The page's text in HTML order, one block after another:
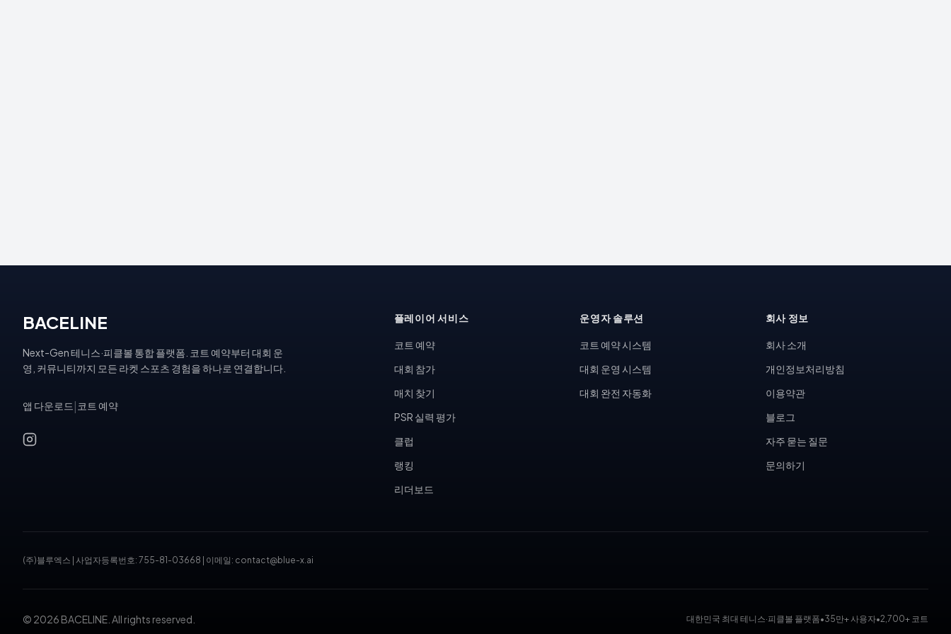
BACELINE
Next-Gen 테니스·피클볼 통합 플랫폼. 코트 예약부터 대회 운
영, 커뮤니티까지 모든 라켓 스포츠 경험을 하나로 연결합니다.
앱 다운로드 코트 예약
플레이어 서비스
코트 예약
대회 참가
매치 찾기
PSR 실력 평가
클럽
랭킹
리더보드
운영자 솔루션
코트 예약 시스템
대회 운영 시스템
대회 완전 자동화
회사 정보
회사 소개
개인정보처리방침
이용약관
블로그
자주 묻는 질문
문의하기
(주)블루엑스 사업자등록번호: 755-81-03668 이메일: contact@blue-x.ai
© 2026 BACELINE. All rights reserved. 대한민국 최대 테니스·피클볼 플랫폼•35만+ 사용자•2,700+ 코트